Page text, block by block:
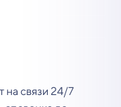
связи 24/7